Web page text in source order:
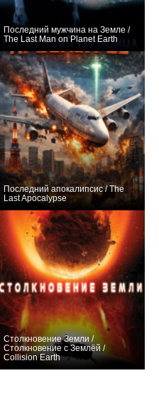
Последний мужчина на Земле /
The Last Man on Planet Earth
Последний апокалипсис / The
Last Apocalypse
Столкновение Земли /
Столкновение с Землёй /
Collision Earth